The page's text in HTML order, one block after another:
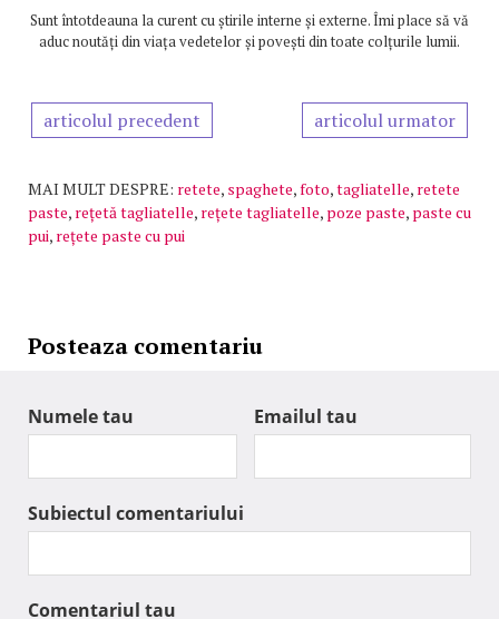
Sunt întotdeauna la curent cu știrile interne și externe. Îmi place să vă
aduc noutăți din viața vedetelor și povești din toate colțurile lumii.
articolul precedent articolul urmator
MAI MULT DESPRE: retete, spaghete,foto,tagliatelle, retete
paste, rețetă tagliatelle, rețete tagliatelle, poze paste, paste cu
pui, rețete paste cu pui
Posteaza comentariu
Numele tau Emailul tau
Subiectul comentariului
Comentariul tau